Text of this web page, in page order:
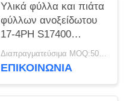
Υλικά φύλλα και πιάτα
φύλλων ανοξείδωτου
17-4PH S17400
SUS630
Διαπραγματεύσιμα MOQ:500 κλ
ΕΠΙΚΟΙΝΩΝΊΑ